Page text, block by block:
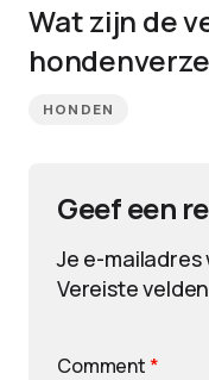
Wat zijn de
HONDEN
Geef een
Je e-
Vereiste
Comment *